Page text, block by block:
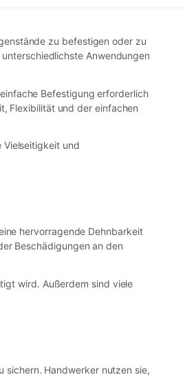
zu befestigen oder zu
Anwendungen
Befestigung erforderlich
Flexibilität und der einfachen
Vielseitigkeit und
hervorragende Dehnbarkeit
Beschädigungen an den
wird. Außerdem sind viele
sichern. Handwerker nutzen sie,